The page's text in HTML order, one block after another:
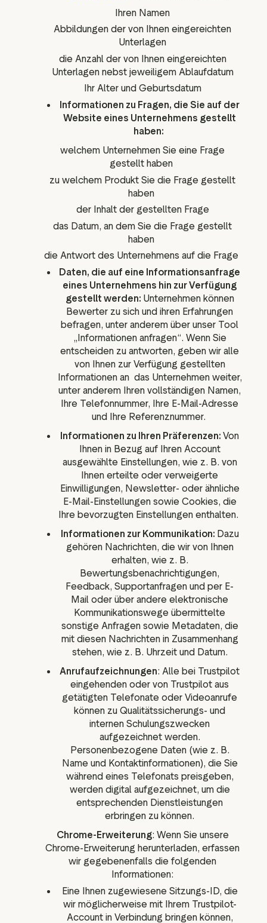
Ihren Namen
Abbildungen der von Ihnen eingereichten
Unterlagen
die Anzahl der von Ihnen eingereichten
Unterlagen nebst jeweiligem Ablaufdatum
Ihr Alter und Geburtsdatum
Informationen zu Fragen, die Sie auf der
Website eines Unternehmens gestellt
haben:
welchem Unternehmen Sie eine Frage
gestellt haben
zu welchem Produkt Sie die Frage gestellt
haben
der Inhalt der gestellten Frage
das Datum, an dem Sie die Frage gestellt
haben
die Antwort des Unternehmens auf die Frage
Daten, die auf eine Informationsanfrage
eines Unternehmens hin zur Verfügung
gestellt werden: Unternehmen können
Bewerter zu sich und ihren Erfahrungen
befragen, unter anderem über unser Tool
„Informationen anfragen“. Wenn Sie
entscheiden zu antworten, geben wir alle
von Ihnen zur Verfügung gestellten
Informationen an das Unternehmen weiter,
unter anderem Ihren vollständigen Namen,
Ihre Telefonnummer, Ihre E-Mail-Adresse
und Ihre Referenznummer.
Informationen zu Ihren Präferenzen: Von
Ihnen in Bezug auf Ihren Account
ausgewählte Einstellungen, wie z. B. von
Ihnen erteilte oder verweigerte
Einwilligungen, Newsletter- oder ähnliche
E-Mail-Einstellungen sowie Cookies, die
Ihre bevorzugten Einstellungen enthalten.
Informationen zur Kommunikation: Dazu
gehören Nachrichten, die wir von Ihnen
erhalten, wie z. B.
Bewertungsbenachrichtigungen,
Feedback, Supportanfragen und per E-
Mail oder über andere elektronische
Kommunikationswege übermittelte
sonstige Anfragen sowie Metadaten, die
mit diesen Nachrichten in Zusammenhang
stehen, wie z. B. Uhrzeit und Datum.
Anrufaufzeichnungen: Alle bei Trustpilot
eingehenden oder von Trustpilot aus
getätigten Telefonate oder Videoanrufe
können zu Qualitätssicherungs- und
internen Schulungszwecken
aufgezeichnet werden.
Personenbezogene Daten (wie z. B.
Name und Kontaktinformationen), die Sie
während eines Telefonats preisgeben,
werden digital aufgezeichnet, um die
entsprechenden Dienstleistungen
erbringen zu können.
Chrome-Erweiterung: Wenn Sie unsere
Chrome-Erweiterung herunterladen, erfassen
wir gegebenenfalls die folgenden
Informationen:
Eine Ihnen zugewiesene Sitzungs-ID, die
wir möglicherweise mit Ihrem Trustpilot-
Account in Verbindung bringen können,